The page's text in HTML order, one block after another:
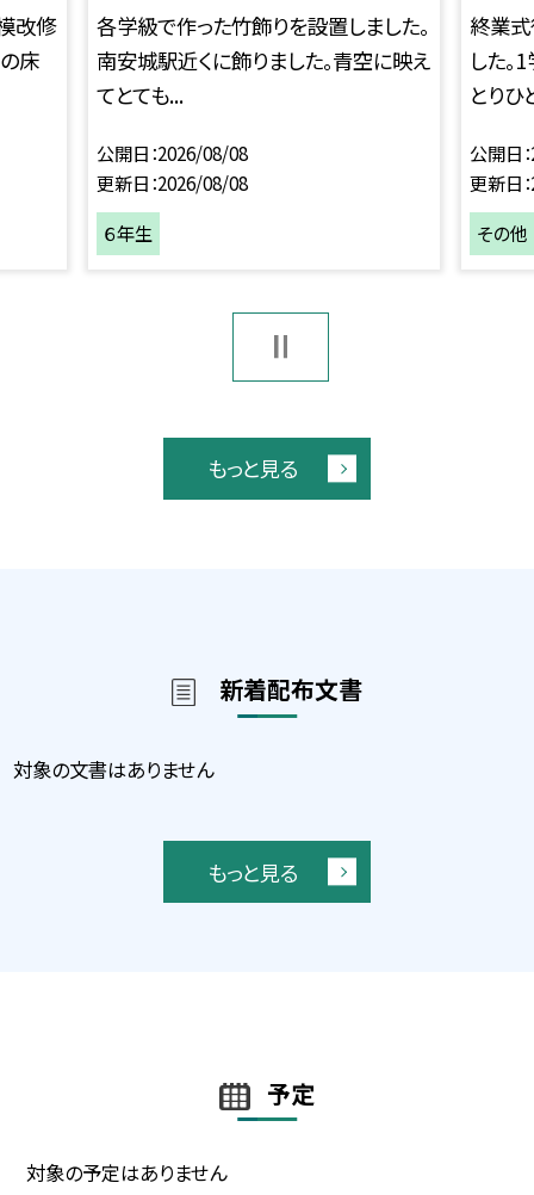
改修
床
各学級で作った竹飾りを設置しました。
南安城駅近くに飾りました。青空に映え
てとても...
公開日 2026/08/08
更新日 2026/08/08
６年生
終業式
した。
とりひ
公開日
更新日
その他
もっと見る
新着配布文書
対象の文書はありません
もっと見る
予定
対象の予定はありません